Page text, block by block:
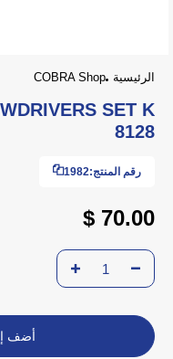
الرئيسية COBRA Shop
SET K
8128
رقم المنتج:1982
70.00 $
أضف